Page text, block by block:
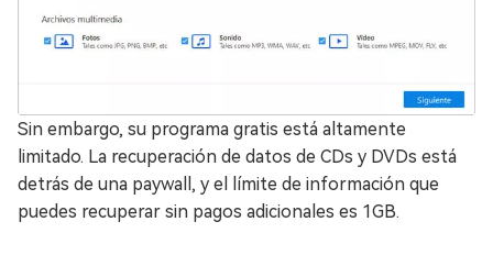
Sin embargo, su programa gratis está altamente
limitado. La recuperación de datos de CDs y DVDs está
detrás de una paywall, y el límite de información que
puedes recuperar sin pagos adicionales es 1GB.